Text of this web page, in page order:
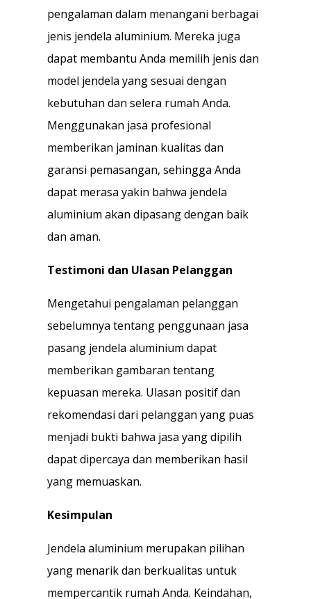
pengalaman dalam menangani berbagai
jenis jendela aluminium. Mereka juga
dapat membantu Anda memilih jenis dan
model jendela yang sesuai dengan
kebutuhan dan selera rumah Anda.
Menggunakan jasa profesional
memberikan jaminan kualitas dan
garansi pemasangan, sehingga Anda
dapat merasa yakin bahwa jendela
aluminium akan dipasang dengan baik
dan aman.
Testimoni dan Ulasan Pelanggan
Mengetahui pengalaman pelanggan
sebelumnya tentang penggunaan jasa
pasang jendela aluminium dapat
memberikan gambaran tentang
kepuasan mereka. Ulasan positif dan
rekomendasi dari pelanggan yang puas
menjadi bukti bahwa jasa yang dipilih
dapat dipercaya dan memberikan hasil
yang memuaskan.
Kesimpulan
Jendela aluminium merupakan pilihan
yang menarik dan berkualitas untuk
mempercantik rumah Anda. Keindahan,